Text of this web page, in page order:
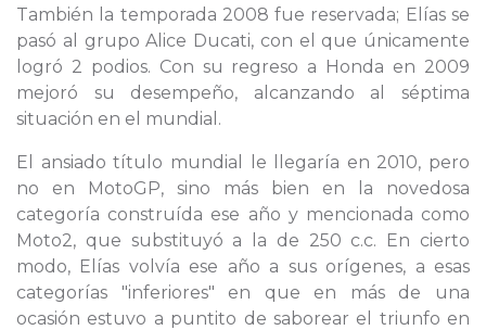
También la temporada 2008 fue reservada; Elías se
pasó al grupo Alice Ducati, con el que únicamente
logró 2 podios. Con su regreso a Honda en 2009
mejoró su desempeño, alcanzando al séptima
situación en el mundial.
El ansiado título mundial le llegaría en 2010, pero
no en MotoGP, sino más bien en la novedosa
categoría construída ese año y mencionada como
Moto2, que substituyó a la de 250 c.c. En cierto
modo, Elías volvía ese año a sus orígenes, a esas
categorías "inferiores" en que en más de una
ocasión estuvo a puntito de saborear el triunfo en